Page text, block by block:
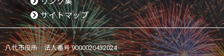
サイトマップ
八代市役所 法人番号 9000020432024